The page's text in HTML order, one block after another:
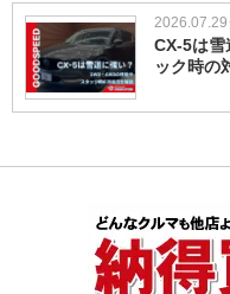
2026.07.29
CX-5は雪
ック時の